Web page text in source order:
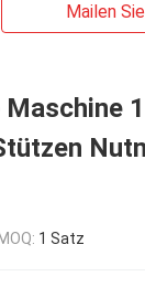
Mailen
MOQ: 1 Satz